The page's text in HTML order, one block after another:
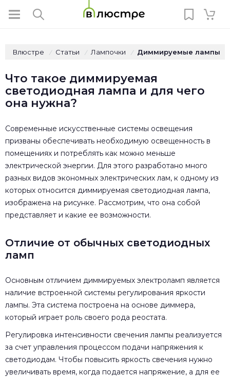
Влюстре / Статьи / Лампочки / Диммируемые лампы
Что такое диммируемая
светодиодная лампа и для чего
она нужна?
Современные искусственные системы освещения
призваны обеспечивать необходимую освещенность в
помещениях и потреблять как можно меньше
электрической энергии. Для этого разработано много
разных видов экономных электрических лам, к одному из
которых относится диммируемая светодиодная лампа,
изображена на рисунке. Рассмотрим, что она собой
представляет и какие ее возможности.
Отличие от обычных светодиодных
ламп
Основным отличием диммируемых электроламп является
наличие встроенной системы регулирования яркости
лампы. Эта система построена на основе диммера,
который играет роль своего рода реостата.
Регулировка интенсивности свечения лампы реализуется
за счет управления процессом подачи напряжения к
светодиодам. Чтобы повысить яркость свечения нужно
увеличивать время, когда подается напряжение, а для ее